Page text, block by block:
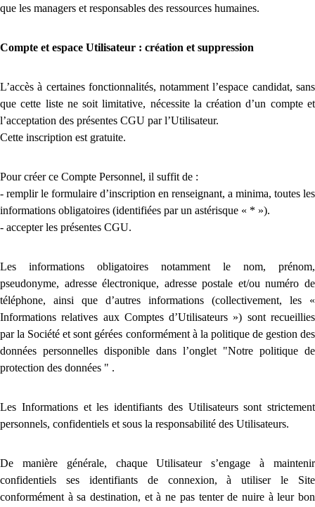
que les managers et responsables des ressources humaines.
Compte et espace Utilisateur : création et suppression
L’accès à certaines fonctionnalités, notamment l’espace candidat, sans
que cette liste ne soit limitative, nécessite la création d’un compte et
l’acceptation des présentes CGU par l’Utilisateur.
Cette inscription est gratuite.
Pour créer ce Compte Personnel, il suffit de :
- remplir le formulaire d’inscription en renseignant, a minima, toutes les
informations obligatoires (identifiées par un astérisque « * »).
- accepter les présentes CGU.
Les informations obligatoires notamment le nom, prénom,
pseudonyme, adresse électronique, adresse postale et/ou numéro de
téléphone, ainsi que d’autres informations (collectivement, les «
Informations relatives aux Comptes d’Utilisateurs ») sont recueillies
par la Société et sont gérées conformément à la politique de gestion des
données personnelles disponible dans l’onglet "Notre politique de
protection des données " .
Les Informations et les identifiants des Utilisateurs sont strictement
personnels, confidentiels et sous la responsabilité des Utilisateurs.
De manière générale, chaque Utilisateur s’engage à maintenir
confidentiels ses identifiants de connexion, à utiliser le Site
conformément à sa destination, et à ne pas tenter de nuire à leur bon